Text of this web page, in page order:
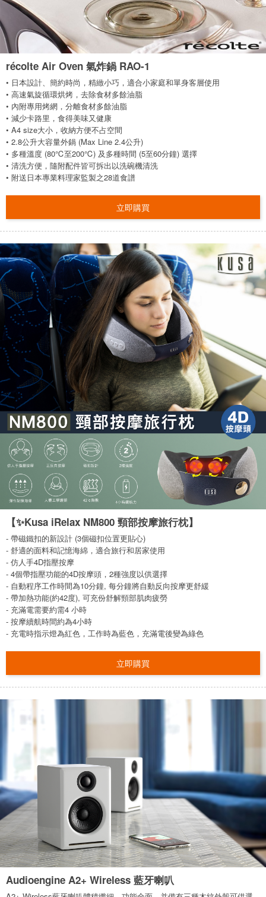
récolte Air Oven 氣炸鍋 RAO-1
• 日本設計、簡約時尚，精緻小巧，適合小家庭和單身客層使用
• 高速氣旋循環烘烤，去除食材多餘油脂
• 內附專用烤網，分離食材多餘油脂
• 減少卡路里，食得美味又健康
• A4 size大小，收納方便不占空間
• 2.8公升大容量外鍋 (Max Line 2.4公升)
• 多種溫度 (80℃至200℃) 及多種時間 (5至60分鐘) 選擇
• 清洗方便，隨附配件皆可拆出以洗碗機清洗
• 附送日本專業料理家監製之28道食譜
立即購買
【✨Kusa iRelax NM800 頸部按摩旅行枕】
- 帶磁鐵扣的新設計 (3個磁扣位置更貼心)
- 舒適的面料和記憶海綿，適合旅行和居家使用
- 仿人手4D指壓按摩
- 4個帶指壓功能的4D按摩頭，2種強度以供選擇
- 自動程序工作時間為10分鐘, 每分鐘將自動反向按摩更舒緩
- 帶加熱功能(約42度), 可充份舒解頸部肌肉疲勞
- 充滿電需要約需4 小時
- 按摩續航時間約為4小時
- 充電時指示燈為紅色，工作時為藍色，充滿電後變為綠色
立即購買
Audioengine A2+ Wireless 藍牙喇叭